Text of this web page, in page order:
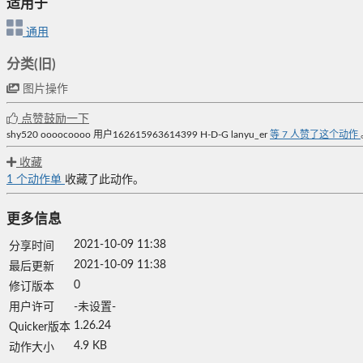
适用于
通用
分类(旧)
图片操作
点赞鼓励一下
shy520 oooocoooo 用户162615963614399 H-D-G lanyu_er 等 7 人赞了这个动作
收藏
1 个动作单 收藏了此动作。
更多信息
分享时间
2021-10-09 11:38
最后更新
2021-10-09 11:38
修订版本
0
用户许可
-未设置-
Quicker版本 1.26.24
动作大小
4.9 KB